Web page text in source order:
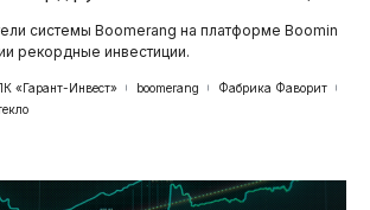
системы Boomerang на платформе Boomin
рекордные инвестиции.
«Гарант-Инвест» boomerang
Фабрика Фаворит